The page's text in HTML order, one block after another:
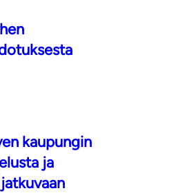
kaupungin
ja